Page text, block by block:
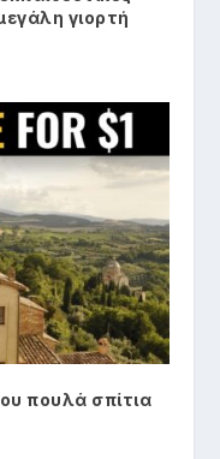
γιορτή
πουλά σπίτια